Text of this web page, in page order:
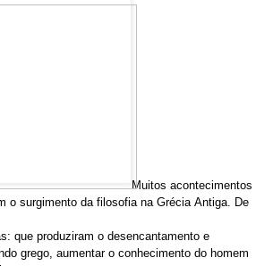
Muitos acontecimentos
o surgimento da filosofia na Grécia Antiga. De
que produziram o desencantamento e
grego, aumentar o conhecimento do homem